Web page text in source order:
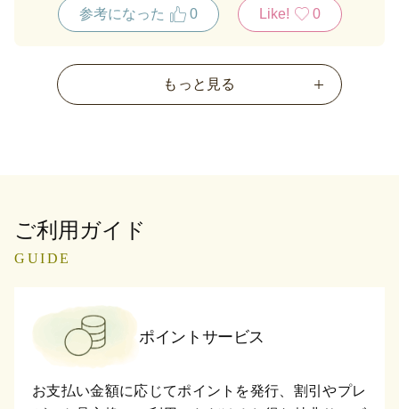
参考になった 0 Like! 0
もっと見る
ご利用ガイド
GUIDE
ポイントサービス
お支払い金額に応じてポイントを発行、割引やプレ